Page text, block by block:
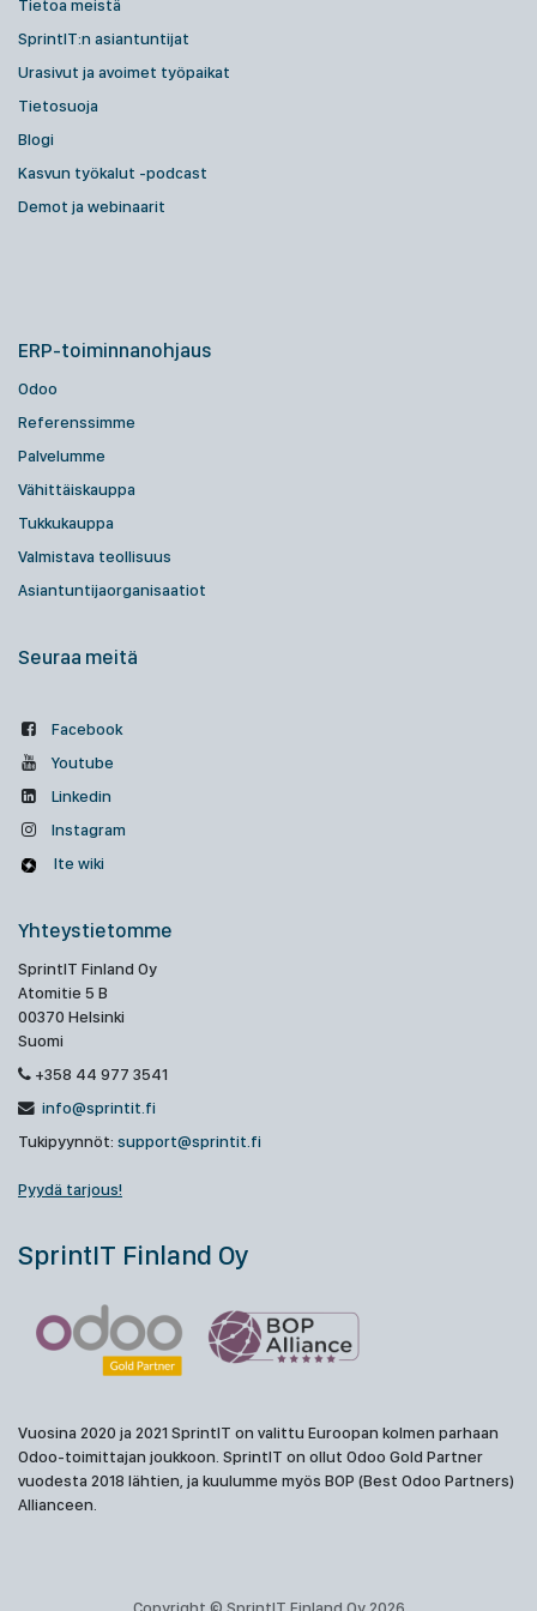
Tietoa meistä
SprintIT:n asiantuntijat
Urasivut ja avoimet työpaikat
Tietosuoja
Blogi
Kasvun työkalut -podcast
Demot ja webinaarit
ERP-toiminnanohjaus
Odoo
Referenssimme
Palvelumme
Vähittäiskauppa
Tukkukauppa
Valmistava teollisuus
Asiantuntijaorganisaatiot
Seuraa meitä
Facebook
Youtube
Linkedin
Instagram
Ite wiki
Yhteystietomme
SprintIT Finland Oy
Atomitie 5 B
00370 Helsinki
Suomi
+358 44 977 3541
info@sprintit.fi
Tukipyynnöt: support@sprintit.fi
Pyydä tarjous!
SprintIT Finland Oy
Vuosina 2020 ja 2021 SprintIT on valittu Euroopan kolmen parhaan
Odoo-toimittajan joukkoon. SprintIT on ollut Odoo Gold Partner
vuodesta 2018 lähtien, ja kuulumme myös BOP (Best Odoo Partners)
Allianceen.
Copyright © SprintIT Finland Oy 2026